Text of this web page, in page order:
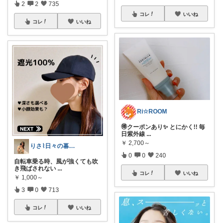
2 2 735
コレ いいね
りさ⌇日々の暮らしをちょっと素敵に
自転車乗る時、風が強くても吹
き飛ばされない ...
￥ 1,000～
3 0 713
コレ いいね
コレ いいね
Ri☆ROOM
🉐クーポンあり✨ とにかく!! 毎
日紫外線 ...
￥ 2,700～
0 0 240
コレ いいね